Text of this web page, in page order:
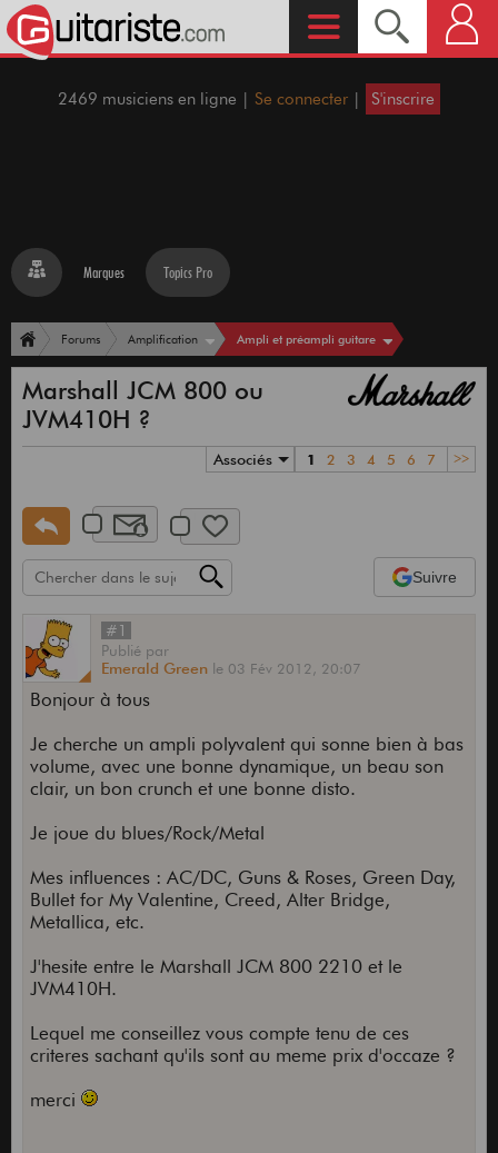
2469 musiciens en ligne | Se connecter | S'inscrire
Marques Topics Pro
Forums Amplification Ampli et préampli guitare
Marshall JCM 800 ou
JVM410H ?
Associés 1 2 3 4 5 6 7 >>
Suivre
#1
Publié par
Emerald Green le 03 Fév 2012, 20:07
Bonjour à tous
Je cherche un ampli polyvalent qui sonne bien à bas
volume, avec une bonne dynamique, un beau son
clair, un bon crunch et une bonne disto.
Je joue du blues/Rock/Metal
Mes influences : AC/DC, Guns & Roses, Green Day,
Bullet for My Valentine, Creed, Alter Bridge,
Metallica, etc.
J'hesite entre le Marshall JCM 800 2210 et le
JVM410H.
Lequel me conseillez vous compte tenu de ces
criteres sachant qu'ils sont au meme prix d'occaze ?
merci